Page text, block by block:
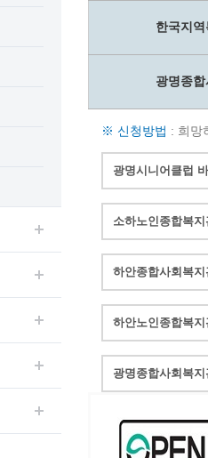
부동산민원
정보통신설
정보통신 사
한국지역
광명종
※ 신청방법 : 희망
광명시니어클럽
소하노인종합복
하안종합사회복
하안노인종합복
광명종합사회복